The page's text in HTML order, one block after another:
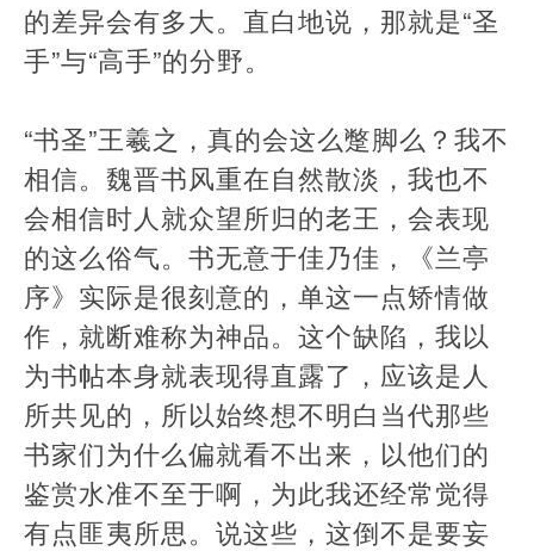
的差异会有多大。直白地说，那就是“圣
手”与“高手”的分野。
“书圣”王羲之，真的会这么蹩脚么？我不
相信。魏晋书风重在自然散淡，我也不
会相信时人就众望所归的老王，会表现
的这么俗气。书无意于佳乃佳，《兰亭
序》实际是很刻意的，单这一点矫情做
作，就断难称为神品。这个缺陷，我以
为书帖本身就表现得直露了，应该是人
所共见的，所以始终想不明白当代那些
书家们为什么偏就看不出来，以他们的
鉴赏水准不至于啊，为此我还经常觉得
有点匪夷所思。说这些，这倒不是要妄